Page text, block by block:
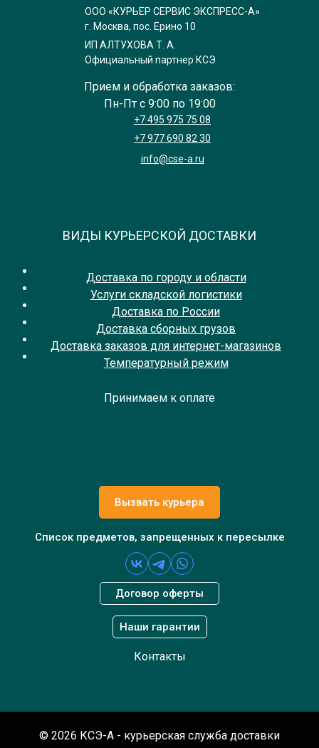
ООО «КУРЬЕР СЕРВИС ЭКСПРЕСС-А»
г. Москва, пос. Ерино 10
ИП АЛТУХОВА Т. А.
Официальный партнер КСЭ
Прием и обработка заказов:
Пн-Пт с 9:00 по 19:00
+7 495 975 75 08
+7 977 690 82 30
info@cse-a.ru
ВИДЫ КУРЬЕРСКОЙ ДОСТАВКИ
Доставка по городу и области
Услуги складской логистики
Доставка по России
Доставка сборных грузов
Доставка заказов для интернет-магазинов
Температурный режим
Принимаем к оплате
Вызвать курьера
Список предметов, запрещенных к пересылке
Договор оферты
Наши гарантии
Контакты
© 2026 КСЭ-A - курьерская служба доставки